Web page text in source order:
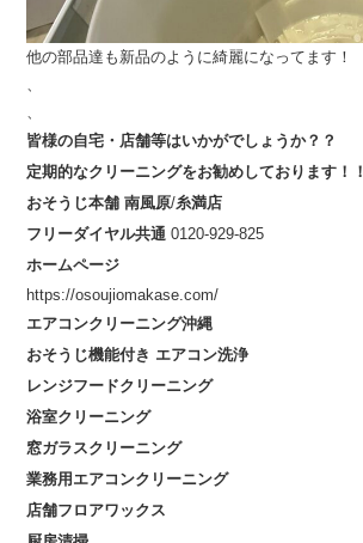
他の部品達も新品のように綺麗になってます！
、
、
皆様の自宅・店舗等はいかがでしょうか？？
定期的なクリーニングをお勧めしております！！
おそうじ本舗 南風原/糸満店
フリーダイヤル共通 0120-929-825
ホームページ
https://osoujiomakase.com/
エアコンクリーニング沖縄
おそうじ機能付き エアコン洗浄
レンジフードクリーニング
浴室クリーニング
窓ガラスクリーニング
業務用エアコンクリーニング
店舗フロアワックス